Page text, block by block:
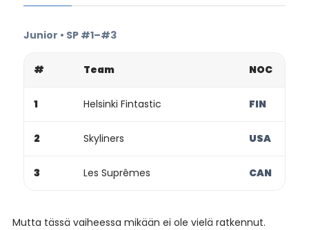
Junior • SP #1–#3
# Team NOC
1 Helsinki Fintastic FIN
2 Skyliners USA
3 Les Suprêmes CAN
Mutta tässä vaiheessa mikään ei ole vielä ratkennut.